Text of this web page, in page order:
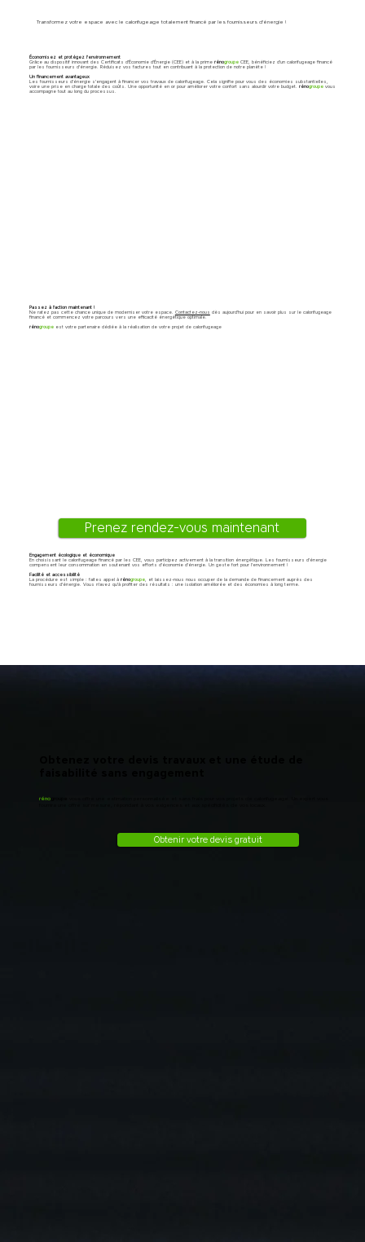
Transformez votre espace avec le calorifugeage totalement financé par les fournisseurs d'énergie !
Économisez et protégez l'environnement
Grâce au dispositif innovant des Certificats d'Économie d'Énergie (CEE) et à la prime rénogroupeCEE, bénéficiez d'un calorifugeage financé
par les fournisseurs d'énergie. Réduisez vos factures tout en contribuant à la protection de notre planète !
Un financement avantageux
Les fournisseurs d'énergie s'engagent à financer vos travaux de calorifugeage. Cela signifie pour vous des économies substantielles,
voire une prise en charge totale des coûts. Une opportunité en or pour améliorer votre confort sans alourdir votre budget. rénogroupevous
accompagne tout au long du processus.
Engagement écologique et économique
En choisissant le calorifugeage financé par les CEE, vous participez activement à la transition énergétique. Les fournisseurs d'énergie
compensent leur consommation en soutenant vos efforts d'économie d'énergie. Un geste fort pour l'environnement !
Facilité et accessibilité
La procédure est simple : faites appel à rénogroupe, et laissez-nous nous occuper de la demande de financement auprès des
fournisseurs d'énergie. Vous n'avez qu'à profiter des résultats : une isolation améliorée et des économies à long terme.
Passez à l'action maintenant !
Ne ratez pas cette chance unique de moderniser votre espace. Contactez-nous dès aujourd'hui pour en savoir plus sur le calorifugeage
financé et commencez votre parcours vers une efficacité énergétique optimale.
rénogroupeest votre partenaire dédiée à la réalisation de votre projet de calorifugeage
Prenez rendez-vous maintenant
rénogroupe
Obtenir votre devis gratuit